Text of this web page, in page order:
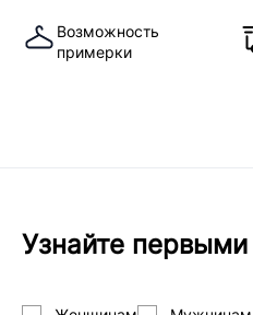
Возможность
примерки
Узнайте